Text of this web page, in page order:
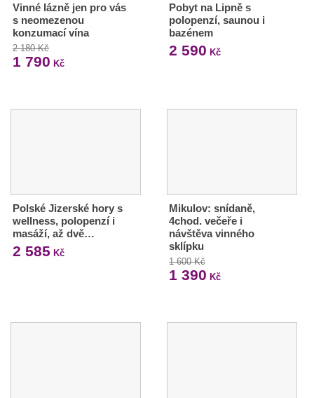
Vinné lázně jen pro vás
s neomezenou
konzumací vína
2 180 Kč
1 790 Kč
Pobyt na Lipně s
polopenzí, saunou i
bazénem
2 590 Kč
Polské Jizerské hory s
wellness, polopenzí i
masáží, až dvě…
2 585 Kč
Mikulov: snídaně,
4chod. večeře i
návštěva vinného
sklípku
1 600 Kč
1 390 Kč